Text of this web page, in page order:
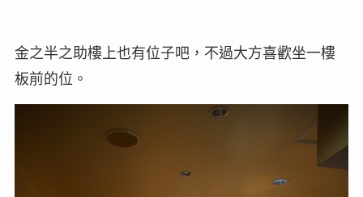
金之半之助樓上也有位子吧，不過大方喜歡坐一樓
板前的位。